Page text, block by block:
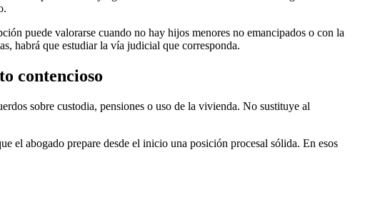
puede valorarse cuando no hay hijos menores no emancipados o con la
habrá que estudiar la vía judicial que corresponda.
contencioso
sobre custodia, pensiones o uso de la vivienda. No sustituye al
el abogado prepare desde el inicio una posición procesal sólida. En esos